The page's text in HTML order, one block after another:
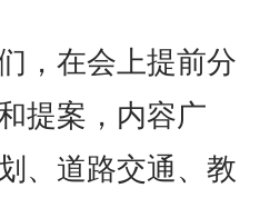
，在会上提前分
提案，内容广
、道路交通、教